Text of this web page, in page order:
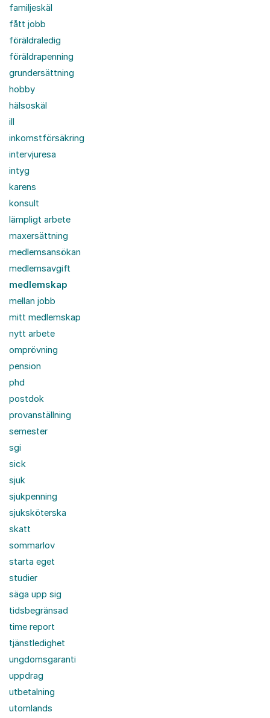
familjeskäl
fått jobb
föräldraledig
föräldrapenning
grundersättning
hobby
hälsoskäl
ill
inkomstförsäkring
intervjuresa
intyg
karens
konsult
lämpligt arbete
maxersättning
medlemsansökan
medlemsavgift
medlemskap
mellan jobb
mitt medlemskap
nytt arbete
omprövning
pension
phd
postdok
provanställning
semester
sgi
sick
sjuk
sjukpenning
sjuksköterska
skatt
sommarlov
starta eget
studier
säga upp sig
tidsbegränsad
time report
tjänstledighet
ungdomsgaranti
uppdrag
utbetalning
utomlands